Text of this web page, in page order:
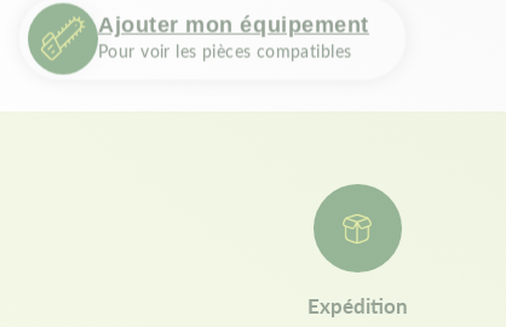
Ajouter mon équipement
Pour voir les pièces compatibles
Expédition